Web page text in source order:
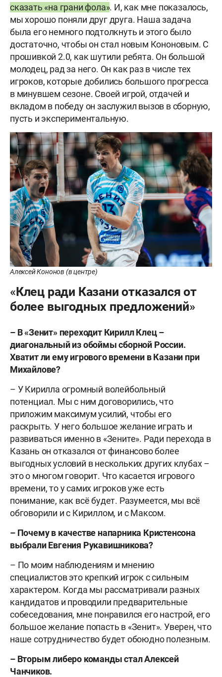
сказать «на грани фола». И, как мне показалось,
мы хорошо поняли друг друга. Наша задача
была его немного подтолкнуть и этого было
достаточно, чтобы он стал новым Кононовым. С
прошивкой 2.0, как шутили ребята. Он большой
молодец, рад за него. Он как раз в числе тех
игроков, которые добились большого прогресса
в минувшем сезоне. Своей игрой, отдачей и
вкладом в победу он заслужил вызов в сборную,
пусть и экспериментальную.
Алексей Кононов (в центре)
«Клец ради Казани отказался от
более выгодных предложений»
– В «Зенит» переходит Кирилл Клец –
диагональный из обоймы сборной России.
Хватит ли ему игрового времени в Казани при
Михайлове?
– У Кирилла огромный волейбольный
потенциал. Мы с ним договорились, что
приложим максимум усилий, чтобы его
раскрыть. У него большое желание играть и
развиваться именно в «Зените». Ради перехода в
Казань он отказался от финансово более
выгодных условий в нескольких других клубах –
это о многом говорит. Что касается игрового
времени, то у самих игроков уже есть
понимание, как всё будет. Разумеется, мы всё
обговорили и с Кириллом, и с Максом.
– Почему в качестве напарника Кристенсона
выбрали Евгения Рукавишникова?
– По моим наблюдениям и мнению
специалистов это крепкий игрок с сильным
характером. Когда мы рассматривали разных
кандидатов и проводили предварительные
собеседования, мне понравился его настрой, его
большое желание попасть в «Зенит». Уверен, что
наше сотрудничество будет обоюдно полезным.
– Вторым либеро команды стал Алексей
Чанчиков.